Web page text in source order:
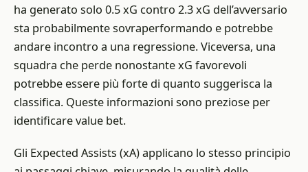
ha generato solo 0.5 xG contro 2.3 xG dell’avversario
sta probabilmente sovraperformando e potrebbe
andare incontro a una regressione. Viceversa, una
squadra che perde nonostante xG favorevoli
potrebbe essere più forte di quanto suggerisca la
classifica. Queste informazioni sono preziose per
identificare value bet.
Gli Expected Assists (xA) applicano lo stesso principio